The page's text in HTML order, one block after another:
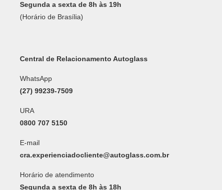
Segunda a sexta de 8h às 19h
(Horário de Brasília)
Central de Relacionamento Autoglass
WhatsApp
(27) 99239-7509
URA
0800 707 5150
E-mail
cra.experienciadocliente@autoglass.com.br
Horário de atendimento
Segunda a sexta de 8h às 18h